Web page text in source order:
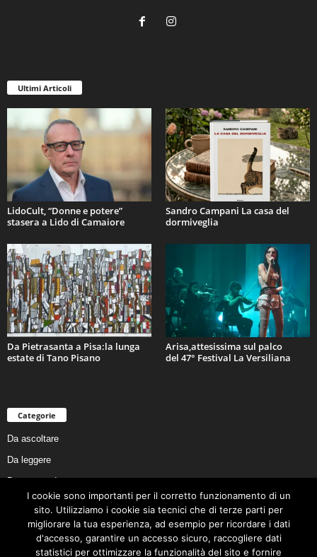
Ultimi Articoli
LidoCult, “Donne e potere”
stasera a Lido di Camaiore
Sandro Campani La casa del
dormiveglia
Da Pietrasanta a Pisa:la lunga
estate di Tano Pisano
Arisa,attesissima sul palco
del 47° Festival La Versiliana
Categorie
Da ascoltare
Da leggere
Da non perdere
Da conoscere
Da preservare
Da vivere
I cookie sono importanti per il corretto funzionamento di un
sito. Utilizziamo i cookie sia tecnici che di terze parti per
migliorare la tua esperienza, ad esempio per ricordare i dati
d'accesso, garantire un accesso sicuro, raccogliere dati
statistici per ottimizzare la funzionalità del sito e fornire